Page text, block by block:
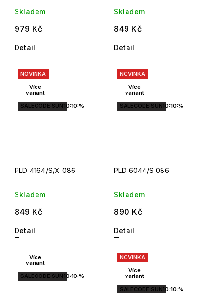
Skladem
979 Kč
Detail
Skladem
849 Kč
Detail
NOVINKA
Více
variant
SALECODE:SUN10:10:%
PLD 4164/S/X 086
Skladem
849 Kč
Detail
NOVINKA
Více
variant
SALECODE:SUN10:10:%
PLD 6044/S 086
Skladem
890 Kč
Detail
Více
variant
SALECODE:SUN10:10:%
NOVINKA
Více
variant
SALECODE:SUN10:10:%